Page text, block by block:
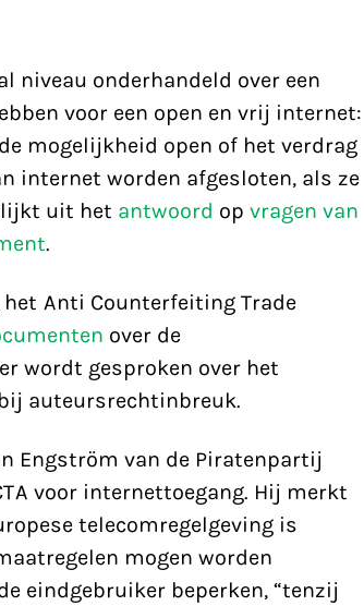
niveau onderhandeld over een
voor een open en vrij internet:
mogelijkheid open of het verdrag
internet worden afgesloten, als ze
uit het antwoord op vragen van
.
Anti Counterfeiting Trade
over de
wordt gesproken over het
auteursrechtinbreuk.
Engström van de Piratenpartij
voor internettoegang. Hij merkt
telecomregelgeving is
mogen worden
eindgebruiker beperken, “tenzij